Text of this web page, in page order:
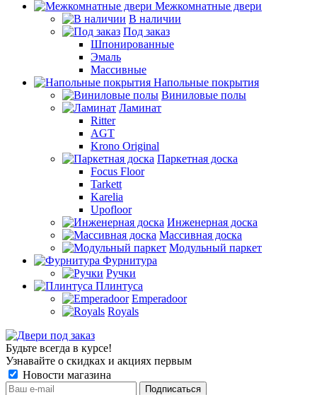
Межкомнатные двери
В наличии
Под заказ
Шпонированные
Эмаль
Массивные
Напольные покрытия
Виниловые полы
Ламинат
Ritter
AGT
Krono Original
Паркетная доска
Focus Floor
Tarkett
Karelia
Upofloor
Инженерная доска
Массивная доска
Модульный паркет
Фурнитура
Ручки
Плинтуса
Emperadoor
Royals
Будьте всегда в курсе!
Узнавайте о скидках и акциях первым
Новости магазина